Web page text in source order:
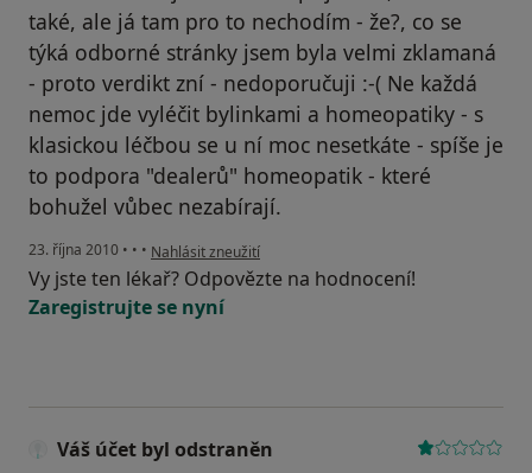
také, ale já tam pro to nechodím - že?, co se
týká odborné stránky jsem byla velmi zklamaná
- proto verdikt zní - nedoporučuji :-( Ne každá
nemoc jde vyléčit bylinkami a homeopatiky - s
klasickou léčbou se u ní moc nesetkáte - spíše je
to podpora "dealerů" homeopatik - které
bohužel vůbec nezabírají.
23. října 2010 • • • podle názoru uživatele Pacient
Nahlásit zneužití
Vy jste ten lékař? Odpovězte na hodnocení!
Zaregistrujte se nyní
Váš účet byl odstraněn